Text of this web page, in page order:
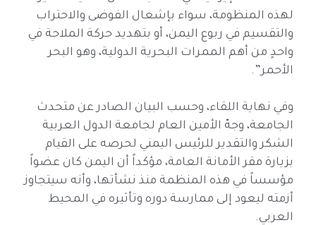
لهذه المنظومة، سواء بإشعال الفوضى والاحتراب
والتقسيم في ربوع اليمن، أو بتهديد حركة الملاحة في
واحدٍ من أهم الممرات البحرية الدولية، وهو البحر
الأحمر”.
وفي نهاية اللقاء، وحسب البيان الصادر عن متحدث
الجامعة، وجهّ الأمين العام لجامعة الدول العربية
الشكر والتقدير للرئيس اليمني لحرصه على القيام
بزيارة مقر الأمانة العامة، مؤكداً أن اليمن كان عضواً
مؤسساً في هذه المنظمة منذ نشأتها، وأنه سيتجاوز
أزمته ليعود إلى ممارسة دوره وتأثيره في المحيط
العربي.